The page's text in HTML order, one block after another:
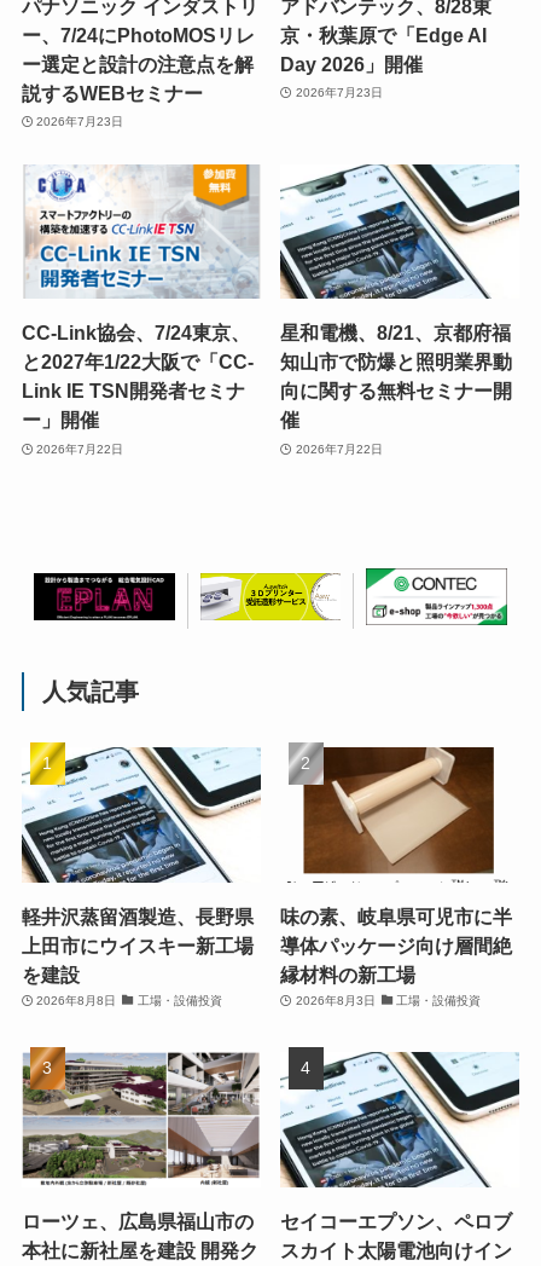
パナソニック インダストリ
ー、7/24にPhotoMOSリレ
ー選定と設計の注意点を解
説するWEBセミナー
2026年7月23日
アドバンテック、8/28東
京・秋葉原で「Edge AI
Day 2026」開催
2026年7月23日
CC-Link協会、7/24東京、
と2027年1/22大阪で「CC-
Link IE TSN開発者セミナ
ー」開催
2026年7月22日
星和電機、8/21、京都府福
知山市で防爆と照明業界動
向に関する無料セミナー開
催
2026年7月22日
人気記事
軽井沢蒸留酒製造、長野県
上田市にウイスキー新工場
を建設
2026年8月8日 工場・設備投資
味の素、岐阜県可児市に半
導体パッケージ向け層間絶
縁材料の新工場
2026年8月3日 工場・設備投資
ローツェ、広島県福山市の
本社に新社屋を建設 開発ク
セイコーエプソン、ペロブ
スカイト太陽電池向けイン